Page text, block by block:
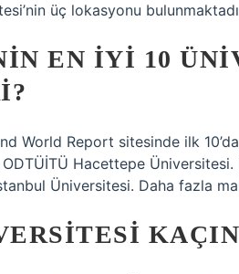
üç lokasyonu
EN IYI 10
World Report sitesinde ilk
Hacettepe
Üniversitesi. Daha fazla